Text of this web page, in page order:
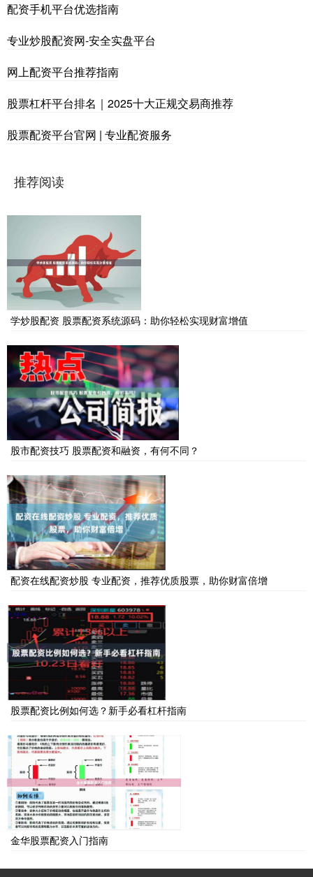
配资手机平台优选指南
专业炒股配资网-安全实盘平台
网上配资平台推荐指南
股票杠杆平台排名｜2025十大正规交易商推荐
股票配资平台官网 | 专业配资服务
推荐阅读
学炒股配资 股票配资系统源码：助你轻松实现财富增值
股市配资技巧 股票配资和融资，有何不同？
配资在线配资炒股 专业配资，推荐优质股票，助你财富倍增
股票配资比例如何选？新手必看杠杆指南
金华股票配资入门指南